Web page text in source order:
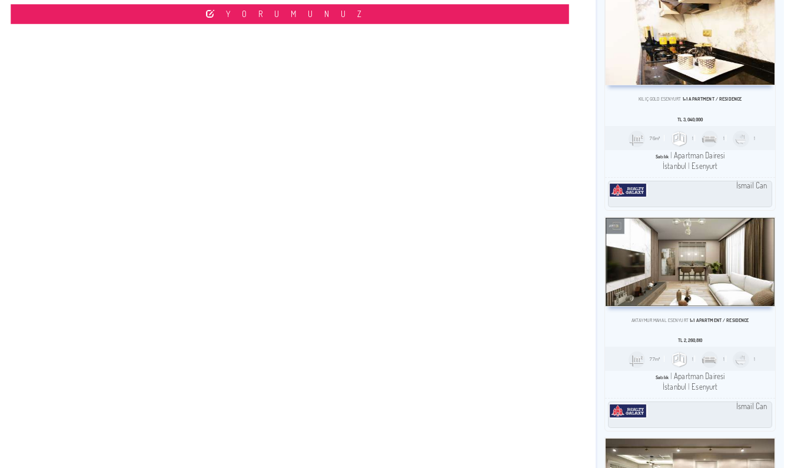
YORUMUNUZ
KILIÇ GOLD ESENYURT 1+1 APARTMENT / RESIDENCE
TL 3,040,000
76m² 1 1 1
Satılık
Apartman Dairesi
İstanbul
Esenyurt
İsmail Can
AKTAYMUR MAHAL ESENYURT 1+1 APARTMENT / RESIDENCE
TL2,260,810
77m² 1 1 1
Satılık
Apartman Dairesi
İstanbul
Esenyurt
İsmail Can